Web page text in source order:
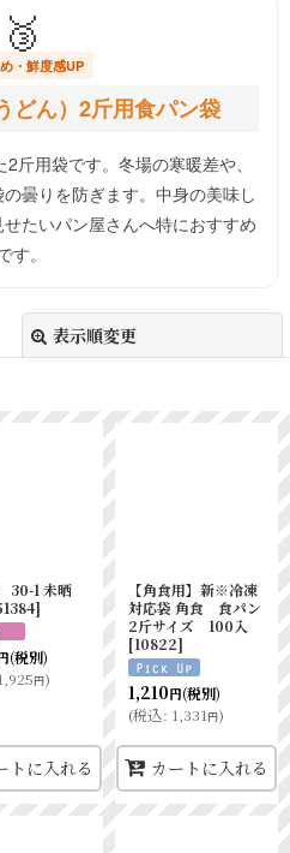
🥉
・鮮度感UP
どん）2斤用食パン袋
斤用袋です。冬場の寒暖差や、
曇りを防ぎます。中身の美味し
たいパン屋さんへ特におすすめ
す。
表示順変更
30-1 未晒
]
(税別)
円)
トに入れる
【角食用】新※冷凍
対応袋 角食 食パン
2斤サイズ 100入
[10822]
1,210円(税別)
(税込: 1,331円)
カートに入れる